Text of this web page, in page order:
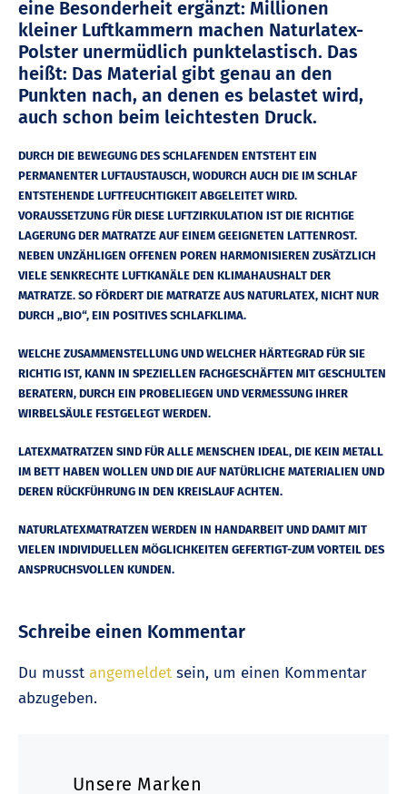
eine Besonderheit ergänzt: Millionen
kleiner Luftkammern machen Naturlatex-
Polster unermüdlich punktelastisch. Das
heißt: Das Material gibt genau an den
Punkten nach, an denen es belastet wird,
auch schon beim leichtesten Druck.
DURCH DIE BEWEGUNG DES SCHLAFENDEN ENTSTEHT EIN
PERMANENTER LUFTAUSTAUSCH, WODURCH AUCH DIE IM SCHLAF
ENTSTEHENDE LUFTFEUCHTIGKEIT ABGELEITET WIRD.
VORAUSSETZUNG FÜR DIESE LUFTZIRKULATION IST DIE RICHTIGE
LAGERUNG DER MATRATZE AUF EINEM GEEIGNETEN LATTENROST.
NEBEN UNZÄHLIGEN OFFENEN POREN HARMONISIEREN ZUSÄTZLICH
VIELE SENKRECHTE LUFTKANÄLE DEN KLIMAHAUSHALT DER
MATRATZE. SO FÖRDERT DIE MATRATZE AUS NATURLATEX, NICHT NUR
DURCH „BIO“, EIN POSITIVES SCHLAFKLIMA.
WELCHE ZUSAMMENSTELLUNG UND WELCHER HÄRTEGRAD FÜR SIE
RICHTIG IST, KANN IN SPEZIELLEN FACHGESCHÄFTEN MIT GESCHULTEN
BERATERN, DURCH EIN PROBELIEGEN UND VERMESSUNG IHRER
WIRBELSÄULE FESTGELEGT WERDEN.
LATEXMATRATZEN SIND FÜR ALLE MENSCHEN IDEAL, DIE KEIN METALL
IM BETT HABEN WOLLEN UND DIE AUF NATÜRLICHE MATERIALIEN UND
DEREN RÜCKFÜHRUNG IN DEN KREISLAUF ACHTEN.
NATURLATEXMATRATZEN WERDEN IN HANDARBEIT UND DAMIT MIT
VIELEN INDIVIDUELLEN MÖGLICHKEITEN GEFERTIGT-ZUM VORTEIL DES
ANSPRUCHSVOLLEN KUNDEN.
Schreibe einen Kommentar
Du musst angemeldet sein, um einen Kommentar
abzugeben.
Unsere Marken